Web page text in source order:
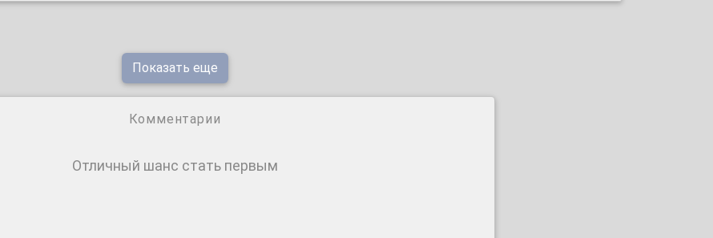
Показать еще
Комментарии
Отличный шанс стать первым